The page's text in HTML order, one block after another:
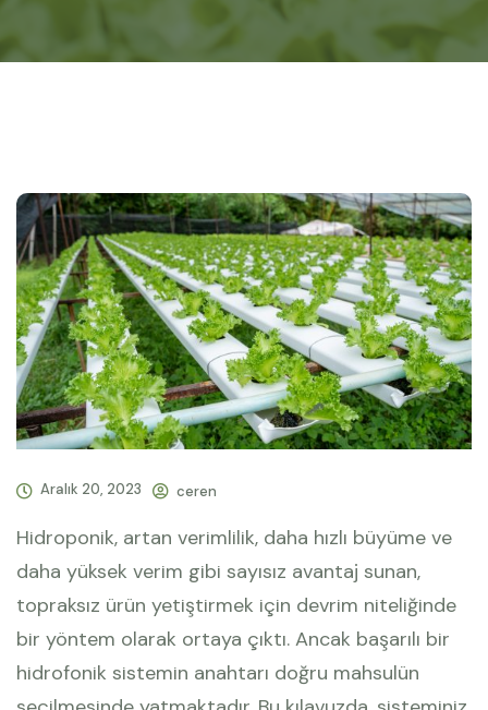
Aralık 20, 2023 ceren
Hidroponik, artan verimlilik, daha hızlı büyüme ve
daha yüksek verim gibi sayısız avantaj sunan,
topraksız ürün yetiştirmek için devrim niteliğinde
bir yöntem olarak ortaya çıktı. Ancak başarılı bir
hidrofonik sistemin anahtarı doğru mahsulün